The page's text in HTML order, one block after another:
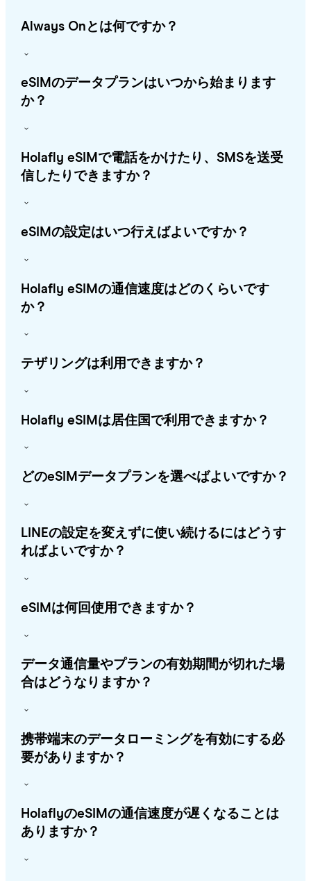
Always Onとは何ですか？
eSIMのデータプランはいつから始まります
か？
Holafly eSIMで電話をかけたり、SMSを送受
信したりできますか？
eSIMの設定はいつ行えばよいですか？
Holafly eSIMの通信速度はどのくらいです
か？
テザリングは利用できますか？
Holafly eSIMは居住国で利用できますか？
どのeSIMデータプランを選べばよいですか？
LINEの設定を変えずに使い続けるにはどうす
ればよいですか？
eSIMは何回使用できますか？
データ通信量やプランの有効期間が切れた場
合はどうなりますか？
携帯端末のデータローミングを有効にする必
要がありますか？
HolaflyのeSIMの通信速度が遅くなることは
ありますか？